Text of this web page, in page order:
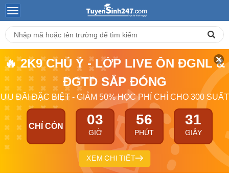
🔥 2K9 CHÚ Ý - LỚP LIVE ÔN ĐGNL &
ĐGTD SẮP ĐÓNG
ƯU ĐÃI ĐẶC BIỆT - GIẢM 50% HỌC PHÍ CHỈ CHO 300 SUẤT
CHỈ CÒN 03
GIỜ
56
PHÚT
30
GIÂY
XEM CHI TIẾT